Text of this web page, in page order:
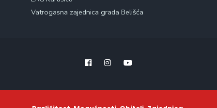
Vatrogasna zajednica grada Belišća